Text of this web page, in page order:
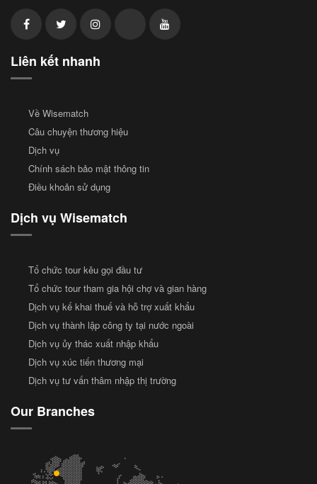
Liên kết nhanh
Về Wisematch
Câu chuyện thương hiệu
Dịch vụ
Chính sách bảo mật thông tin
Điều khoản sử dụng
Dịch vụ Wisematch
Tổ chức tour kêu gọi đầu tư
Tổ chức tour tham gia hội chợ và gian hàng
Dịch vụ kế khai thuế và hỗ trợ xuất khẩu
Dịch vụ thành lập công ty tại nước ngoài
Dịch vụ ủy thác xuất nhập khẩu
Dịch vụ xúc tiến thương mại
Dịch vụ tư vấn thâm nhập thị trường
Our Branches